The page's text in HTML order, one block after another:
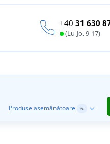
+40 31 630
(Lu-Jo, 9-17)
Produse asemănătoare 6